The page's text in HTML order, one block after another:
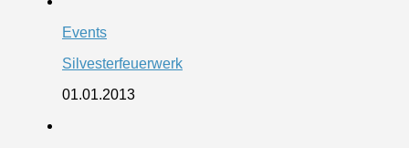
Events
Silvesterfeuerwerk
01.01.2013